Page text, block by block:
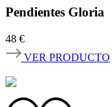
Pendientes Gloria
48 €
VER PRODUCTO